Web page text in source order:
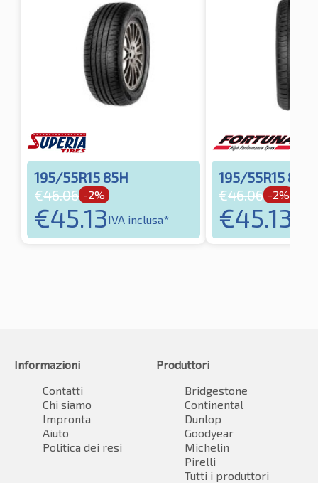
195/55R15 85H
€46.06 -2%
€45.13IVA inclusa*
195/55R15 85H
€46.06 -2%
€45.13
Informazioni
Contatti
Chi siamo
Impronta
Aiuto
Politica dei resi
Produttori
Bridgestone
Continental
Dunlop
Goodyear
Michelin
Pirelli
Tutti i produttori